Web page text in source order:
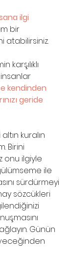
ilgi
bir
atabilirsiniz.
karşılıklı
kendinden
geride
kuralın
Birini
onu ilgiyle
ile
sürdürmeyi
sözcükleri
Günün